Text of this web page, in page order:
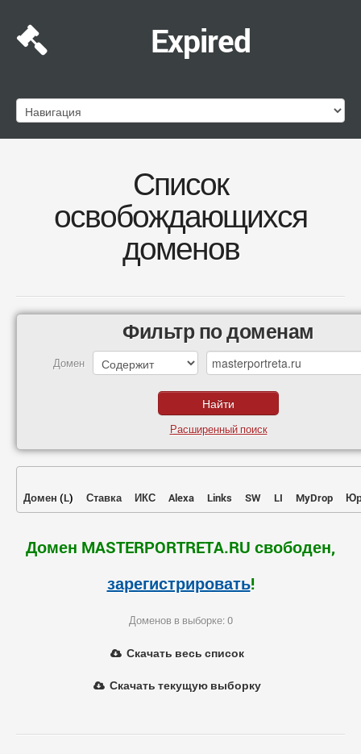
Expired
Список
освобождающихся
доменов
Фильтр по доменам
Домен
Расширенный поиск
Домен (L) Ставка ИКС Alexa Links SW LI MyDrop
Домен MASTERPORTRETA.RU свободен,
зарегистрировать!
Доменов в выборке: 0
Скачать весь список
Скачать текущую выборку